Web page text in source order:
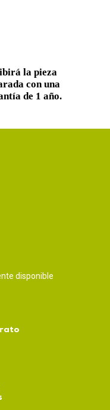
disponible